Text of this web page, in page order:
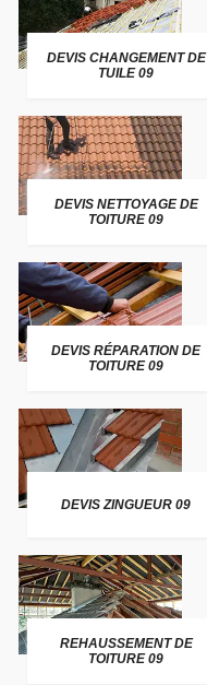
DEVIS CHANGEMENT DE
TUILE 09
DEVIS NETTOYAGE DE
TOITURE 09
DEVIS RÉPARATION DE
TOITURE 09
DEVIS ZINGUEUR 09
REHAUSSEMENT DE
TOITURE 09